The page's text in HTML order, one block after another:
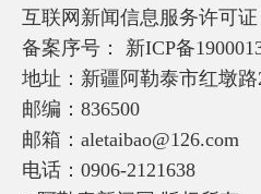
互联网新闻信息服务许可证
备案序号： 新ICP备
地址：新疆阿勒泰市红墩路
邮编：836500
邮箱：aletaibao@126.com
电话：0906-2121638